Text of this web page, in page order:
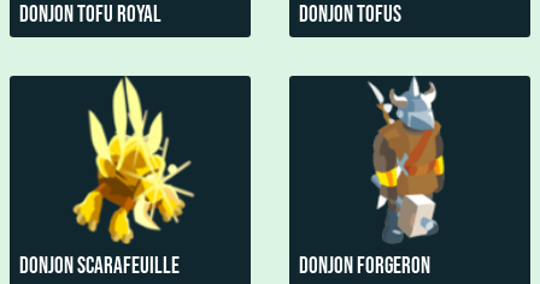
Donjon Tofu Royal Donjon Tofus
Donjon Scarafeuille Donjon Forgeron